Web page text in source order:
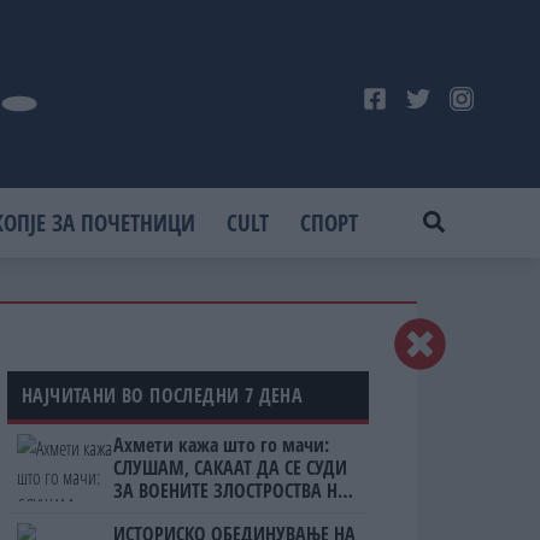
ЗА ПОЧЕТНИЦИ CULT СПОРТ
НАЈЧИТАНИ ВО ПОСЛЕДНИ 7 ДЕНА
Ахмети кажа што го мачи:
СЛУШАМ, САКААТ ДА СЕ СУДИ
ЗА ВОЕНИТЕ ЗЛОСТРОСТВА НА
ИСТОРИСКО ОБЕДИНУВАЊЕ НА